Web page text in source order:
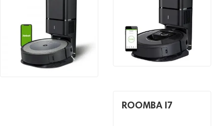
$ 3,899,900.
$ 2,199,900.
$ 5,299,900.
$ 2,999,900.
ROOMBA I7